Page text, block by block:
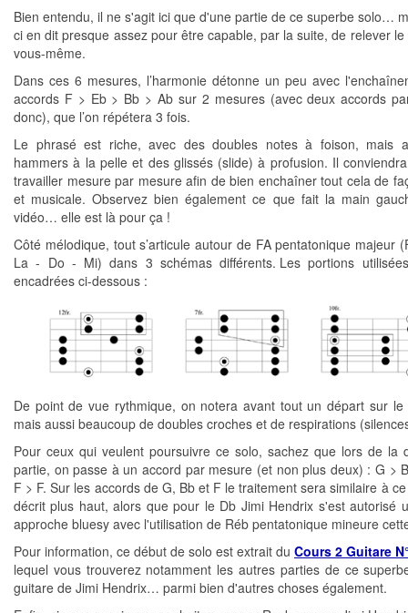
Bien entendu, il ne s'agit ici que d'une partie de ce superbe solo…
ci en dit presque assez pour être capable, par la suite, de relever
vous-même.
Dans ces 6 mesures, l’harmonie détonne un peu avec
accords F > Eb > Bb > Ab sur 2 mesures (avec deux accords
donc), que l’on répétera 3 fois.
Le phrasé est riche, avec des doubles notes à foison, mais
hammers à la pelle et des glissés (slide) à profusion. Il
travailler mesure par mesure afin de bien enchaîner tout cela de
et musicale. Observez bien également ce que fait la main
vidéo… elle est là pour ça !
Côté mélodique, tout s’articule autour de FA pentatonique majeur
La - Do - Mi) dans 3 schémas différents. Les portions
encadrées ci-dessous :
De point de vue rythmique, on notera avant tout un départ sur le
mais aussi beaucoup de doubles croches et de respirations
Pour ceux qui veulent poursuivre ce solo, sachez que lors de la
partie, on passe à un accord par mesure (et non plus deux) : G >
F > F. Sur les accords de G, Bb et F le traitement sera similaire à
décrit plus haut, alors que pour le Db Jimi Hendrix s'est autorisé
approche bluesy avec l'utilisation de Réb pentatonique mineure
Pour information, ce début de solo est extrait du Cours 2 Guitare
lequel vous trouverez notamment les autres parties de ce
guitare de Jimi Hendrix… parmi bien d'autres choses également.